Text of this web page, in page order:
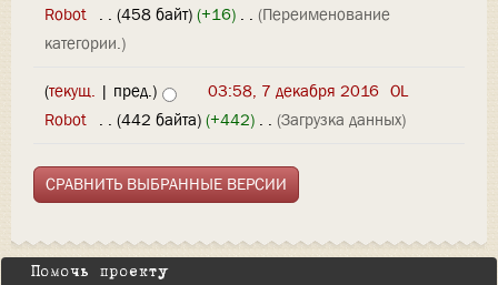
Robot . . (458 байт) (+16) . . (Переименование
категории.)
(текущ. | пред.) 03:58, 7 декабря 2016 OL
Robot . . (442 байта) (+442) . . (Загрузка данных)
Помочь проекту